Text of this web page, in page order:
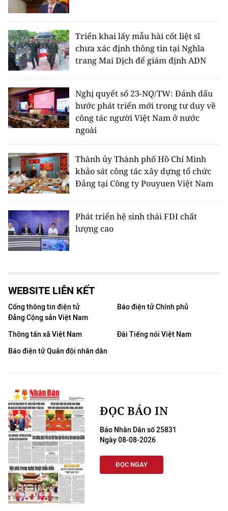
Triển khai lấy mẫu hài cốt liệt sĩ
chưa xác định thông tin tại Nghĩa
trang Mai Dịch để giám định ADN
Nghị quyết số 23-NQ/TW: Đánh dấu
bước phát triển mới trong tư duy về
công tác người Việt Nam ở nước
ngoài
Thành ủy Thành phố Hồ Chí Minh
khảo sát công tác xây dựng tổ chức
Đảng tại Công ty Pouyuen Việt Nam
Phát triển hệ sinh thái FDI chất
lượng cao
WEBSITE LIÊN KẾT
Cổng thông tin điện tử
Đảng Cộng sản Việt Nam
Báo điện tử Chính phủ
Thông tấn xã Việt Nam
Đài Tiếng nói Việt Nam
Báo điện tử Quân đội nhân dân
ĐỌC BÁO IN
Báo Nhân Dân số 25831
Ngày 08-08-2026
ĐỌC NGAY